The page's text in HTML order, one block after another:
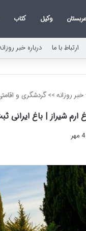
عربستان وکیل کتاب
ارتباط با ما درباره خبر
خبر روزانه>> گردشگری و
ارم شیراز | باغ ایرانی
4 مهر